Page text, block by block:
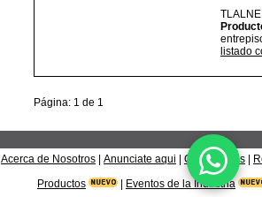
listado
Página: 1 de 1
Acerca de Nosotros Anunciate aqui Contáctanos
Productos
Eventos de la Industria